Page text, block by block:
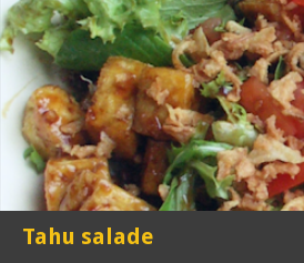
Tahu salade